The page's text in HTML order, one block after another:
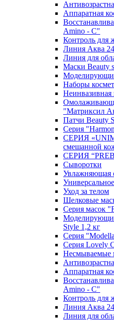
Аппаратная
Amino - C"
Контроль для
Линия Аква 24
Линия для
Маски Beauty
Наборы
Неинвазивная
"Матриксил
Патчи Beauty
Серия
СЕРИЯ
смешанной
СЕРИЯ
Сыворотки
Увлажняющая
Уход за телом
Шелковые
Серия масок
Style 1,2 кг
Серия
Cерия Lovely
Несмываемые
Аппаратная
Amino - C"
Контроль для
Линия Аква 24
Линия для